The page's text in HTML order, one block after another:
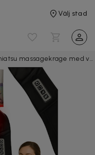
Välj stad
Shiatsu massagekrage med värme, roterande massagehuvuden, 230V